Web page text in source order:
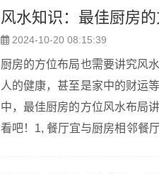
风水知识：最佳厨房的
2024-10-20 08:15:39
厨房的方位布局也需要讲究风
人的健康，甚至是家中的财运
中，最佳厨房的方位风水布局
看吧！1, 餐厅宜与厨房相邻餐